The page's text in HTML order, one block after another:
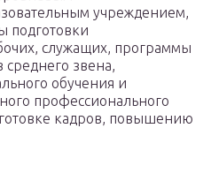
учреждением,
подготовки
служащих, программы
среднего звена,
обучения и
профессионального
кадров, повышению